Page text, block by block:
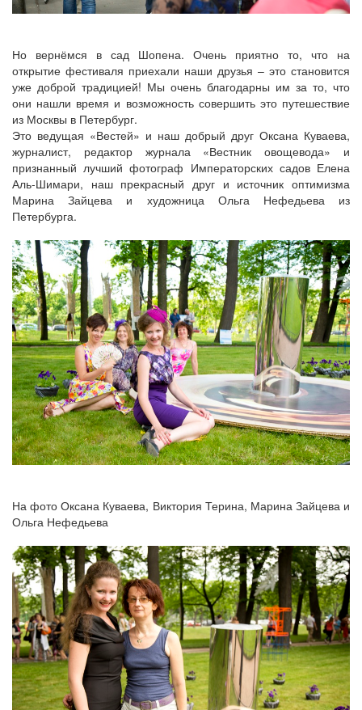
Но вернёмся в сад Шопена. Очень приятно то, что на
открытие фестиваля приехали наши друзья – это становится
уже доброй традицией! Мы очень благодарны им за то, что
они нашли время и возможность совершить это путешествие
из Москвы в Петербург.
Это ведущая «Вестей» и наш добрый друг Оксана Куваева,
журналист, редактор журнала «Вестник овощевода» и
признанный лучший фотограф Императорских садов Елена
Аль-Шимари, наш прекрасный друг и источник оптимизма
Марина Зайцева и художница Ольга Нефедьева из
Петербурга.
На фото Оксана Куваева, Виктория Терина, Марина Зайцева и
Ольга Нефедьева